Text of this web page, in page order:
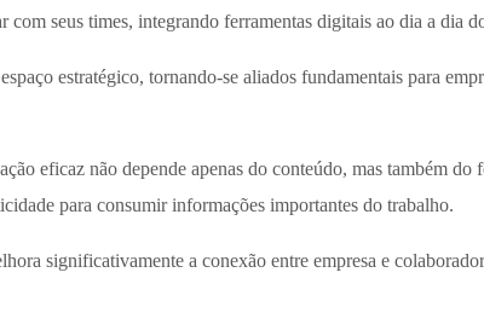
seus times, integrando ferramentas digitais ao dia a dia
estratégico, tornando-se aliados fundamentais para
eficaz não depende apenas do conteúdo, mas também
para consumir informações importantes do trabalho.
significativamente a conexão entre empresa e